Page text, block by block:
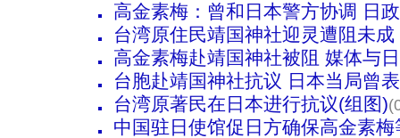
高金素梅：曾和日本警方协调 日
台湾原住民靖国神社迎灵遭阻未
高金素梅赴靖国神社被阻 媒体与
台胞赴靖国神社抗议 日本当局曾
台湾原著民在日本进行抗议(组图)
中国驻日使馆促日方确保高金素